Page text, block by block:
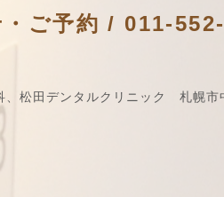
・ご予約 / 011-
、松田デンタルクリニック 札幌市